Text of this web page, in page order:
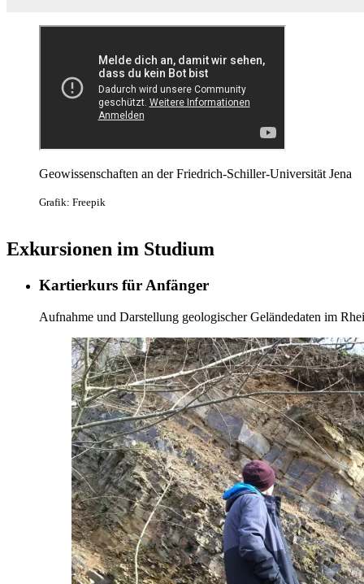
Geowissenschaften an der Friedrich-Schiller-Universität Jena
Grafik: Freepik
Exkursionen im Studium
Kartierkurs für Anfänger
Aufnahme und Darstellung geologischer Geländedaten im